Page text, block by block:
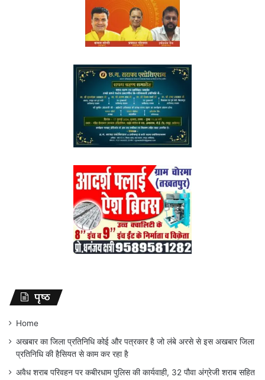
पृष्ठ
Home
अखबार का जिला प्रतिनिधि कोई और पत्रकार है जो लंबे अरसे से इस अखबार जिला
प्रतिनिधि की हैसियत से काम कर रहा है
अवैध शराब परिवहन पर कबीरधाम पुलिस की कार्यवाही, 32 पौवा अंग्रेजी शराब सहित